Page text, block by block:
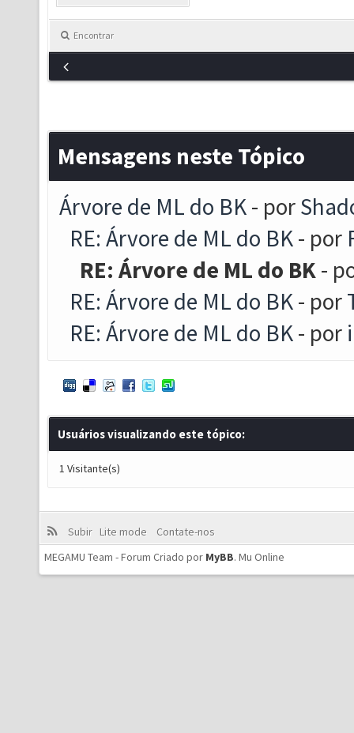
Encontrar
Mensagens neste Tópico
Árvore de ML do BK- por
RE: Árvore de ML do BK- por
RE: Árvore de ML do BK-
RE: Árvore de ML do BK- por
RE: Árvore de ML do BK- por
Usuários visualizando este tópico:
1 Visitante(s)
Subir Lite mode
Contate-nos
MEGAMU Team - Forum Criado por MyBB. Mu Online